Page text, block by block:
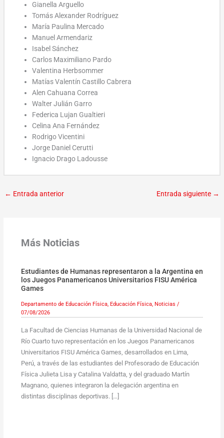
Gianella Arguello
Tomás Alexander Rodríguez
María Paulina Mercado
Manuel Armendariz
Isabel Sánchez
Carlos Maximiliano Pardo
Valentina Herbsommer
Matías Valentín Castillo Cabrera
Alen Cahuana Correa
Walter Julián Garro
Federica Lujan Gualtieri
Celina Ana Fernández
Rodrigo Vicentini
Jorge Daniel Cerutti
Ignacio Drago Ladousse
← Entrada anterior Entrada siguiente →
Más Noticias
Estudiantes de Humanas representaron a la Argentina en
los Juegos Panamericanos Universitarios FISU América
Games
Departamento de Educación Física, Educación Física, Noticias /
07/08/2026
La Facultad de Ciencias Humanas de la Universidad Nacional de
Río Cuarto tuvo representación en los Juegos Panamericanos
Universitarios FISU América Games, desarrollados en Lima,
Perú, a través de las estudiantes del Profesorado de Educación
Física Julieta Lisa y Catalina Valdatta, y del graduado Martín
Magnano, quienes integraron la delegación argentina en
distintas disciplinas deportivas. […]